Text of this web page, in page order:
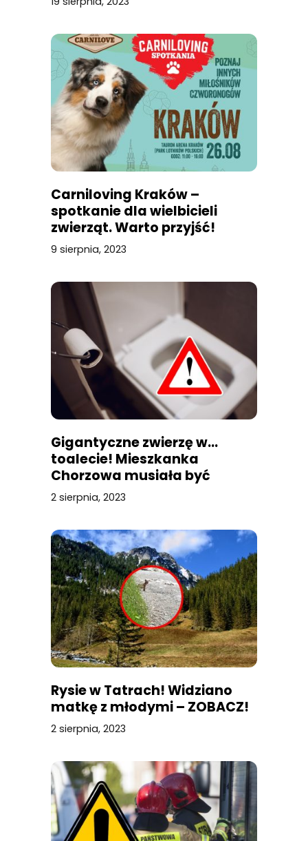
Carniloving Kraków –
spotkanie dla wielbicieli
zwierząt. Warto przyjść!
9 sierpnia, 2023
Gigantyczne zwierzę w…
toalecie! Mieszkanka
Chorzowa musiała być
przerażona
2 sierpnia, 2023
Rysie w Tatrach! Widziano
matkę z młodymi – ZOBACZ!
2 sierpnia, 2023